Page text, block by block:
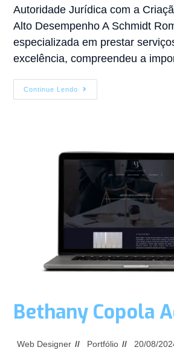
Autoridade Jurídica com a
Alto Desempenho A Schmidt
especializada em prestar
excelência, compreendeu a
Continue Lendo
Bethany Copola
Web Designer Portfólio 20/08/